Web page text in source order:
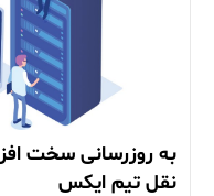
به روزرسانی سخت
نقل تیم ایکس